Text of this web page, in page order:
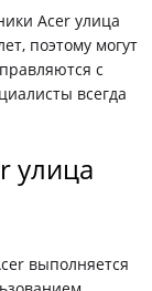
Acer улица
поэтому могут
с
всегда
улица
выполняется